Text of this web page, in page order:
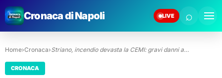
Cronaca di Napoli LIVE ⌕
Home›Cronaca›Striano, incendio devasta la CEMI: gravi danni a…
CRONACA